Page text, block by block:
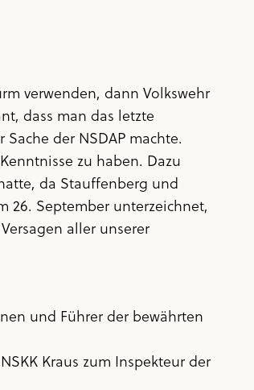
verwenden, dann Volkswehr
dass man das letzte
der NSDAP machte.
zu haben. Dazu
da Stauffenberg und
26. September unterzeichnet,
aller unserer
und Führer der bewährten
Kraus zum Inspekteur der